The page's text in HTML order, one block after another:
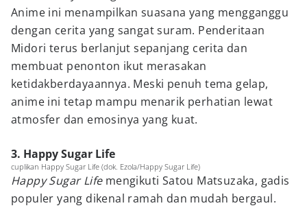
Anime ini menampilkan suasana yang mengganggu
dengan cerita yang sangat suram. Penderitaan
Midori terus berlanjut sepanjang cerita dan
membuat penonton ikut merasakan
ketidakberdayaannya. Meski penuh tema gelap,
anime ini tetap mampu menarik perhatian lewat
atmosfer dan emosinya yang kuat.
3. Happy Sugar Life
cuplikan Happy Sugar Life (dok. Ezola/Happy Sugar Life)
Happy Sugar Life mengikuti Satou Matsuzaka, gadis
populer yang dikenal ramah dan mudah bergaul.